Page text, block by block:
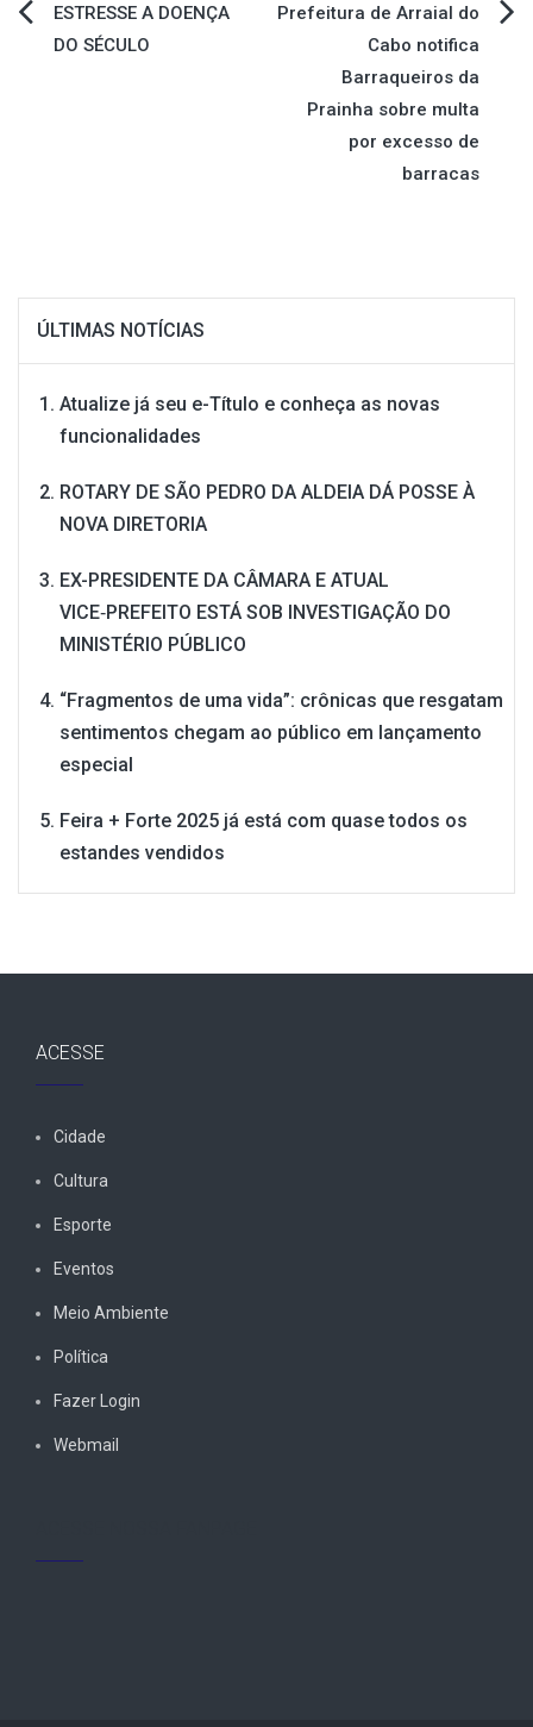
Navegação
ESTRESSE A DOENÇA
DO SÉCULO
Prefeitura de Arraial do
Cabo notifica
Barraqueiros da
Prainha sobre multa
por excesso de
barracas
ÚLTIMAS NOTÍCIAS
Atualize já seu e-Título e conheça as novas
funcionalidades
ROTARY DE SÃO PEDRO DA ALDEIA DÁ POSSE À
NOVA DIRETORIA
EX-PRESIDENTE DA CÂMARA E ATUAL
VICE‑PREFEITO ESTÁ SOB INVESTIGAÇÃO DO
MINISTÉRIO PÚBLICO
“Fragmentos de uma vida”: crônicas que resgatam
sentimentos chegam ao público em lançamento
especial
Feira + Forte 2025 já está com quase todos os
estandes vendidos
ACESSE
Cidade
Cultura
Esporte
Eventos
Meio Ambiente
Política
Fazer Login
Webmail